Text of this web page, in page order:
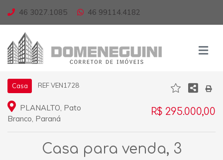
46 3027.1085 46 99114.4182
Casa REF VEN1728
PLANALTO, Pato
Branco, Paraná
R$ 295.000,00
Casa para venda, 3